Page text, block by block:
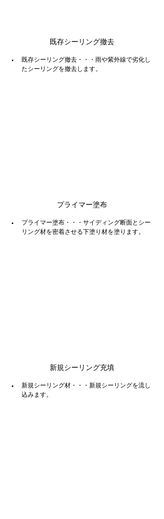
既存シーリング撤去
既存シーリング撤去・・・雨や紫外線で劣化し
たシーリングを撤去します。
プライマー塗布
プライマー塗布・・・サイディング断面とシー
リング材を密着させる下塗り材を塗ります。
新規シーリング充填
新規シーリング材・・・新規シーリングを流し
込みます。